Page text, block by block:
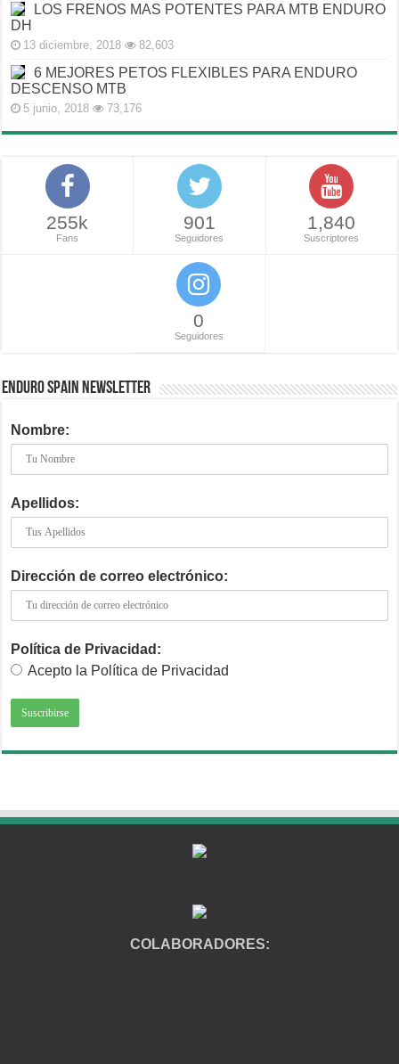
LOS FRENOS MAS POTENTES PARA MTB ENDURO
DH
13 diciembre, 2018 82,603
6 MEJORES PETOS FLEXIBLES PARA ENDURO
DESCENSO MTB
5 junio, 2018 73,176
255k
Fans
901
Seguidores
1,840
Suscriptores
0
Seguidores
ENDURO SPAIN NEWSLETTER
Nombre:
Apellidos:
Dirección de correo electrónico:
Política de Privacidad:
Acepto la Política de Privacidad
COLABORADORES: